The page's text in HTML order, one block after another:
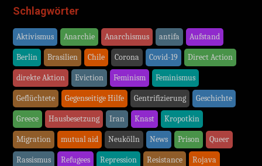
Schlagwörter
Aktivismus Anarchie Anarchismus antifa Aufstand
Berlin Brasilien Chile Corona Covid-19 Direct Action
direkte Aktion Eviction Feminism Feminismus
Geflüchtete Gegenseitige Hilfe Gentrifizierung Geschichte
Greece Hausbesetzung Iran Knast Kropotkin
Migration mutual aid Neukölln News Prison Queer
Rassismus Refugees Repression Resistance Rojava